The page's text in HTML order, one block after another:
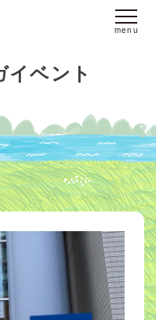
イベント